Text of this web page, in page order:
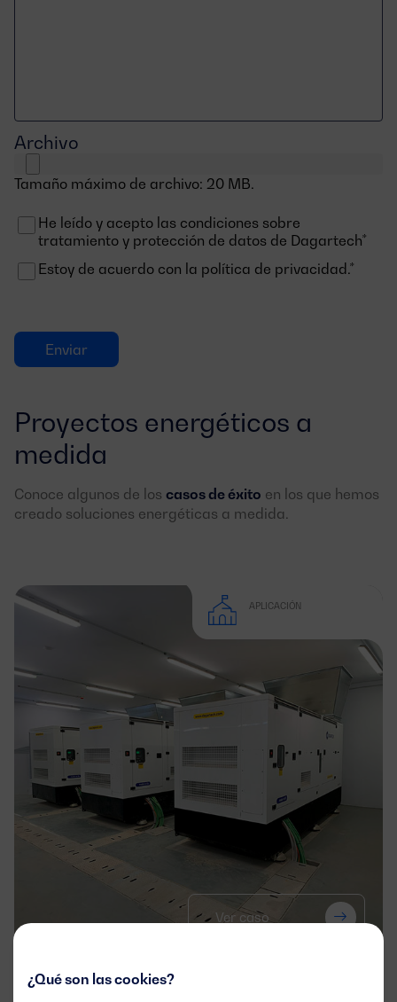
¿Qué son las cookies?
Archivo
Tamaño máximo de archivo: 20 MB.
Consentimiento
He leído y acepto las condiciones sobre
tratamiento y protección de datos de Dagartech*
Estoy de acuerdo con la política de privacidad.*
Proyectos energéticos a
medida
Conoce algunos de los casos de éxito en los que hemos
creado soluciones energéticas a medida.
APLICACIÓN
Ver caso
Dagartech garantiza el suministro